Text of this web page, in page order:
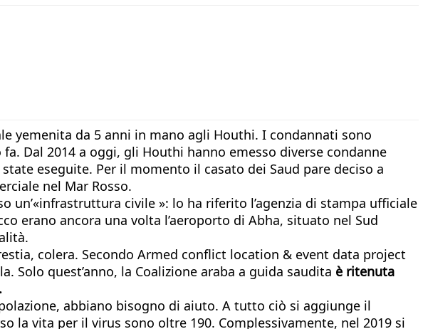
yemenita da 5 anni in mano agli Houthi. I condannati sono
Dal 2014 a oggi, gli Houthi hanno emesso diverse condanne
eseguite. Per il momento il casato dei Saud pare deciso a
nel Mar Rosso.
civile »: lo ha riferito l’agenzia di stampa ufficiale
erano ancora una volta l’aeroporto di Abha, situato nel Sud
colera. Secondo Armed conflict location & event data project
Solo quest’anno, la Coalizione araba a guida saudita è ritenuta
abbiano bisogno di aiuto. A tutto ciò si aggiunge il
la vita per il virus sono oltre 190. Complessivamente, nel 2019 si